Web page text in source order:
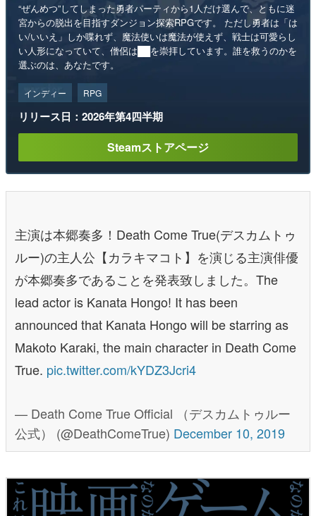
“ぜんめつ”してしまった勇者パーティから1人だけ選んで、ともに迷
宮からの脱出を目指すダンジョン探索RPGです。 ただし勇者は「は
い/いいえ」しか喋れず、魔法使いは魔法が使えず、戦士は可愛らし
い人形になっていて、僧侶は██を崇拝しています。誰を救うのかを
選ぶのは、あなたです。
インディー RPG
リリース日：2026年第4四半期
Steamストアページ
主演は本郷奏多！Death Come True(デスカムトゥ
ルー)の主人公【カラキマコト】を演じる主演俳優
が本郷奏多であることを発表致しました。The
lead actor is Kanata Hongo! It has been
announced that Kanata Hongo will be starring as
Makoto Karaki, the main character in Death Come
True. pic.twitter.com/kYDZ3Jcri4
— Death Come True Official （デスカムトゥルー
公式） (@DeathComeTrue) December 10, 2019